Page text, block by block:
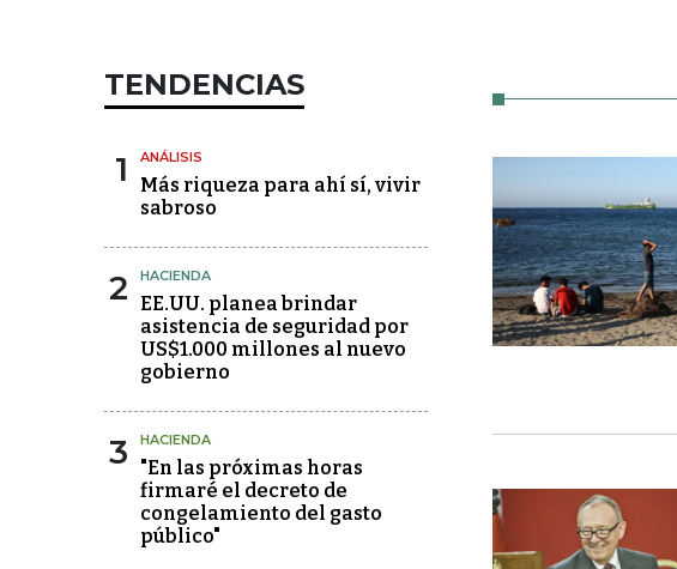
TENDENCIAS
1 ANÁLISIS
Más riqueza para ahí sí, vivir
sabroso
2 HACIENDA
EE.UU. planea brindar
asistencia de seguridad por
US$1.000 millones al nuevo
gobierno
3 HACIENDA
"En las próximas horas
firmaré el decreto de
congelamiento del gasto
público"